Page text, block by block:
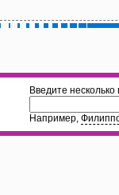
Введите
Например,